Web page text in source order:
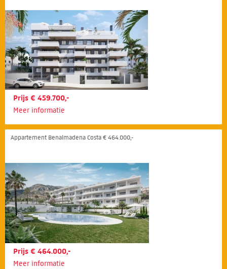
Prijs € 459.700,-
Meer informatie
Appartement Benalmadena Costa € 464.000,-
Prijs € 464.000,-
Meer informatie